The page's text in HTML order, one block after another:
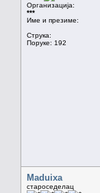
Организација:
***
Име и презиме:
Струка:
Поруке: 192
Maduixa
староседелац